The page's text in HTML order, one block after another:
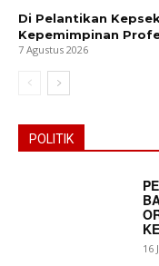
Di Pelantikan
Kepemimpinan
7 Agustus 2026
POLITIK
16